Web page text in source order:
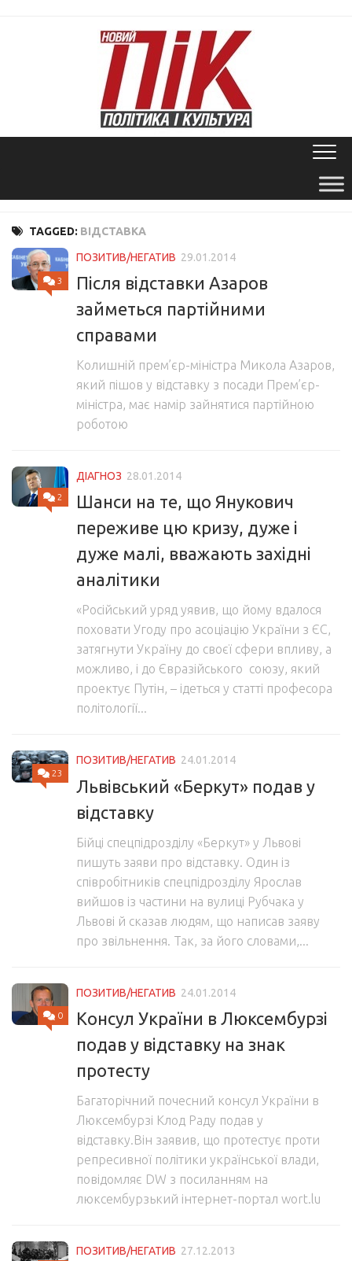
TAGGED: ВІДСТАВКА
3
ПОЗИТИВ/НЕГАТИВ 29.01.2014
Після відставки Азаров
займеться партійними
справами
Колишній прем’єр-міністра Микола Азаров,
який пішов у відставку з посади Прем’єр-
міністра, має намір зайнятися партійною
роботою
2
ДІАГНОЗ 28.01.2014
Шанси на те, що Янукович
переживе цю кризу, дуже і
дуже малі, вважають західні
аналітики
«Російський уряд уявив, що йому вдалося
поховати Угоду про асоціацію України з ЄС,
затягнути Україну до своєї сфери впливу, а
можливо, і до Євразійського союзу, який
проектує Путін, – ідеться у статті професора
політології...
23
ПОЗИТИВ/НЕГАТИВ 24.01.2014
Львівський «Беркут» подав у
відставку
Бійці спецпідрозділу «Беркут» у Львові
пишуть заяви про відставку. Один із
співробітників спецпідрозділу Ярослав
вийшов із частини на вулиці Рубчака у
Львові й сказав людям, що написав заяву
про звільнення. Так, за його словами,...
0
ПОЗИТИВ/НЕГАТИВ 24.01.2014
Консул України в Люксембурзі
подав у відставку на знак
протесту
Багаторічний почесний консул України в
Люксембурзі Клод Раду подав у
відставку.Він заявив, що протестує проти
репресивної політики української влади,
повідомляє DW з посиланням на
люксембурзький інтернет-портал wort.lu
ПОЗИТИВ/НЕГАТИВ 27.12.2013